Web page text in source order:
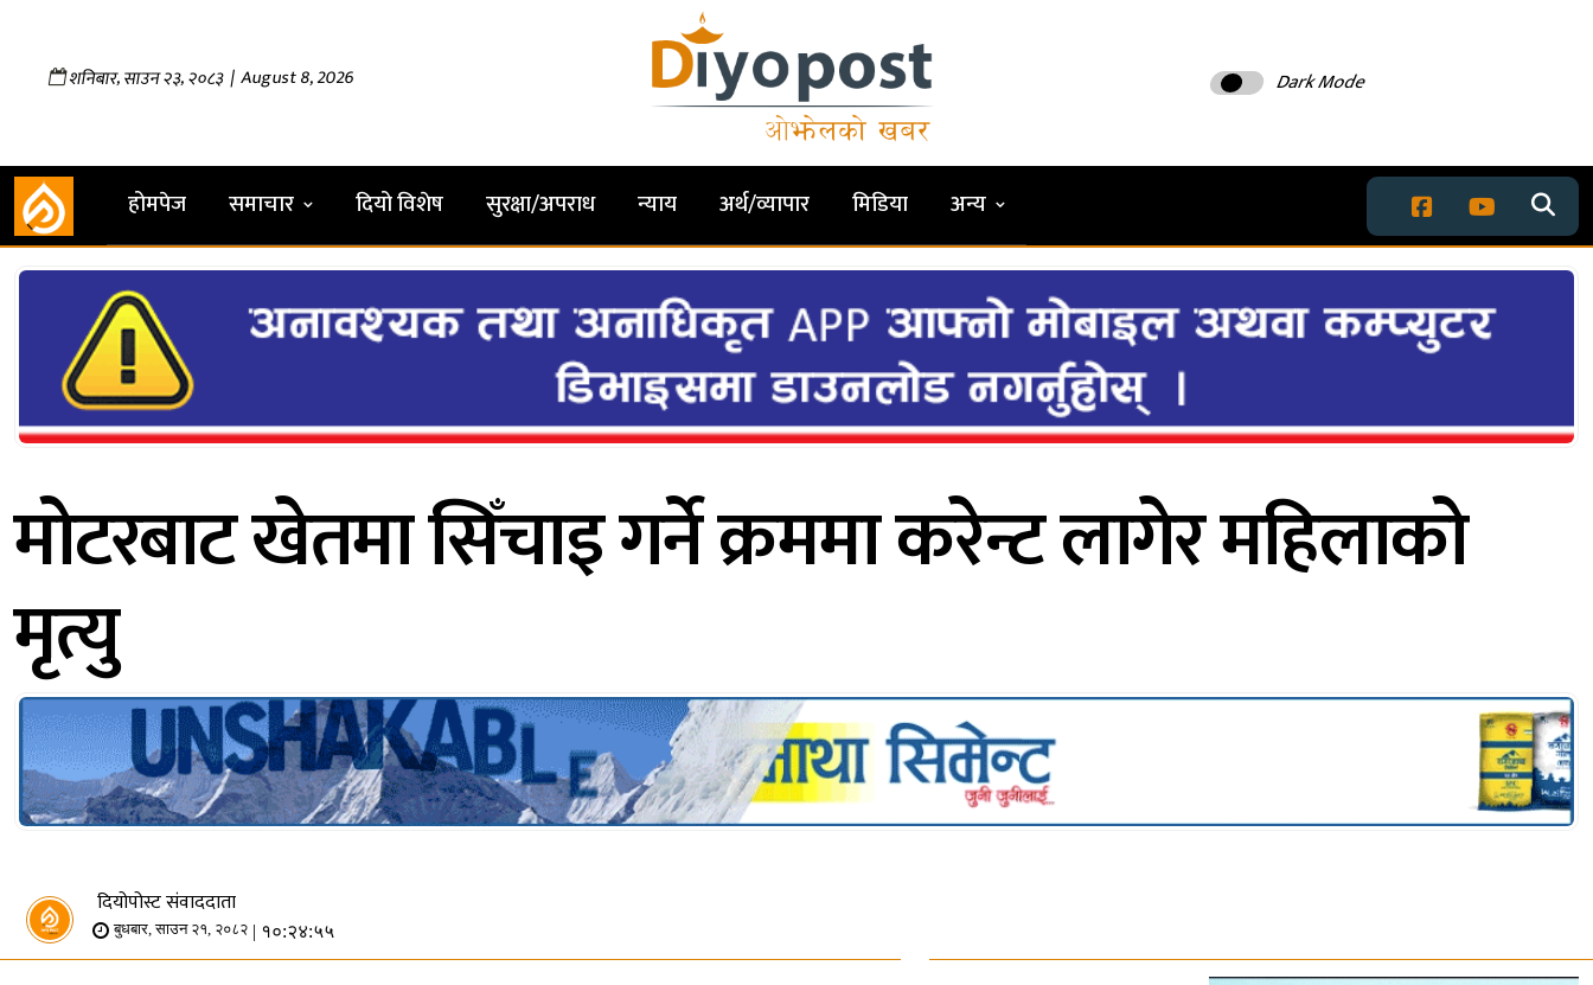
शनिबार,साउन२३,२०८३| August 8, 2026 Dark Mode
होमपेज समाचार दियो विशेष सुरक्षा/अपराध न्याय अर्थ/व्यापार मिडिया अन्य
मोटरबाट खेतमा सिँचाइ गर्ने क्रममा करेन्ट लागेर महिलाको
मृत्यु
दियोपोस्ट संवाददाता
बुधबार, साउन २१, २०८२ | १०:२४:५५